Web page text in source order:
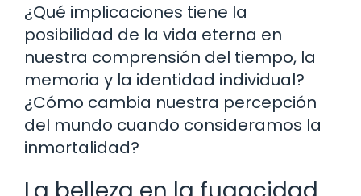
¿Qué implicaciones tiene la
posibilidad de la vida eterna en
nuestra comprensión del tiempo, la
memoria y la identidad individual?
¿Cómo cambia nuestra percepción
del mundo cuando consideramos la
inmortalidad?